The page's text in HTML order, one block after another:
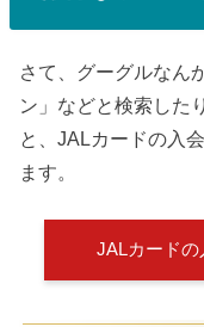
さて、グーグルな
ン」などと検索した
と、JALカードの入
ます。
JALカードの